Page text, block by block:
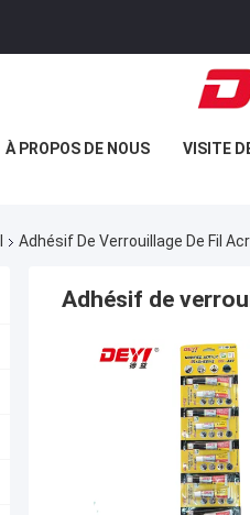
À PROPOS DE NOUS VISITE
Adhésif De Verrouillage De Fil
Adhésif de